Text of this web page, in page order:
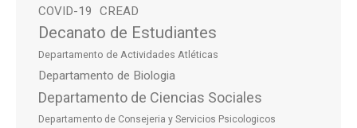
COVID-19 CREAD
Decanato de Estudiantes
Departamento de Actividades Atléticas
Departamento de Biologia
Departamento de Ciencias Sociales
Departamento de Consejeria y Servicios Psicologicos